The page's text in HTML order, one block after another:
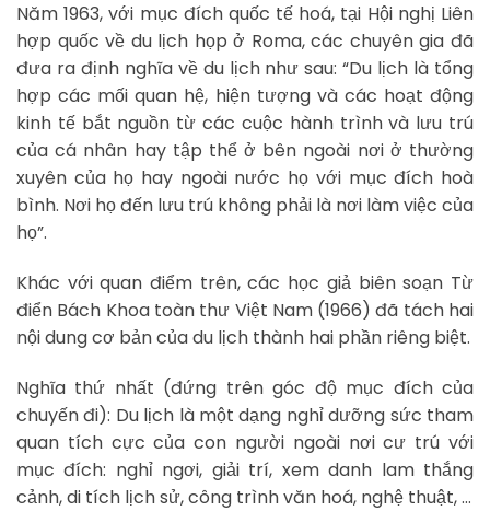
Năm 1963, với mục đích quốc tế hoá, tại Hội nghị Liên
hợp quốc về du lịch họp ở Roma, các chuyên gia đã
đưa ra định nghĩa về du lịch như sau: “Du lịch là tổng
hợp các mối quan hệ, hiện tượng và các hoạt động
kinh tế bắt nguồn từ các cuộc hành trình và lưu trú
của cá nhân hay tập thể ở bên ngoài nơi ở thường
xuyên của họ hay ngoài nước họ với mục đích hoà
bình. Nơi họ đến lưu trú không phải là nơi làm việc của
họ”.
Khác với quan điểm trên, các học giả biên soạn Từ
điển Bách Khoa toàn thư Việt Nam (1966) đã tách hai
nội dung cơ bản của du lịch thành hai phần riêng biệt.
Nghĩa thứ nhất (đứng trên góc độ mục đích của
chuyến đi): Du lịch là một dạng nghỉ dưỡng sức tham
quan tích cực của con người ngoài nơi cư trú với
mục đích: nghỉ ngơi, giải trí, xem danh lam thắng
cảnh, di tích lịch sử, công trình văn hoá, nghệ thuật, …